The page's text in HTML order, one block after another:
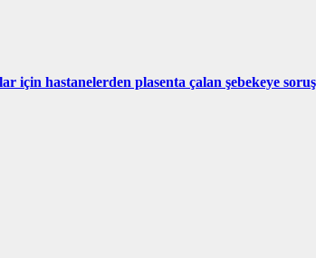
için hastanelerden plasenta çalan şebekeye